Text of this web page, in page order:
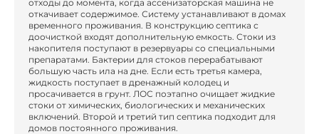
отходы до момента, когда ассенизаторская машина не
откачивает содержимое. Систему устанавливают в домах
временного проживания. В конструкцию септика с
доочисткой входят дополнительную емкость. Стоки из
накопителя поступают в резервуары со специальными
препаратами. Бактерии для стоков перерабатывают
большую часть ила на дне. Если есть третья камера,
жидкость поступает в дренажный колодец и
просачивается в грунт. ЛОС поэтапно очищает жидкие
стоки от химических, биологических и механических
включений. Второй и третий тип септика подходит для
домов постоянного проживания.